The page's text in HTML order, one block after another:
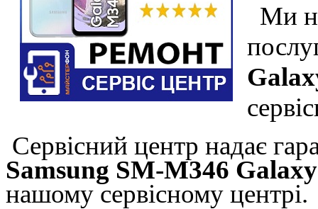
Ми
Сервісний центр надає
Samsung SM-M346
нашому сервісному центрі.